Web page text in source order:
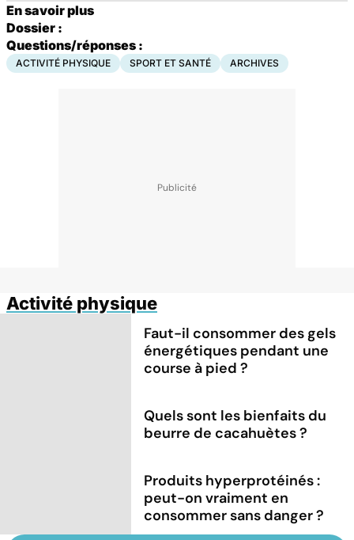
En savoir plus
Dossier :
Questions/réponses :
ACTIVITÉ PHYSIQUE SPORT ET SANTÉ ARCHIVES
Activité physique
Faut-il consommer des gels
énergétiques pendant une
course à pied ?
Quels sont les bienfaits du
beurre de cacahuètes ?
Produits hyperprotéinés :
peut-on vraiment en
consommer sans danger ?